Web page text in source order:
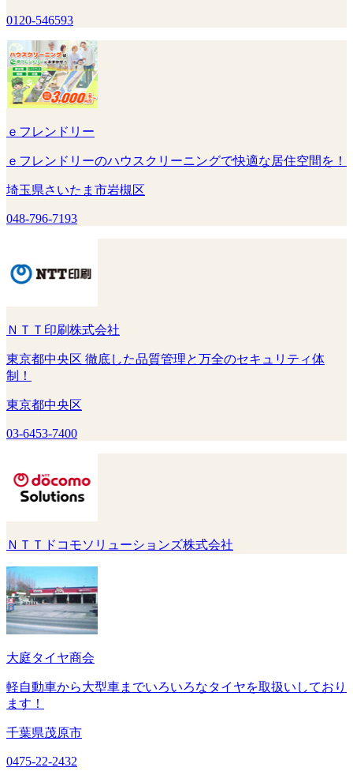
0120-546593
ｅフレンドリー
ｅフレンドリーのハウスクリーニングで快適な居住空間を！
埼玉県さいたま市岩槻区
048-796-7193
ＮＴＴ印刷株式会社
東京都中央区 徹底した品質管理と万全のセキュリティ体
制！
東京都中央区
03-6453-7400
ＮＴＴドコモソリューションズ株式会社
大庭タイヤ商会
軽自動車から大型車までいろいろなタイヤを取扱いしており
ます！
千葉県茂原市
0475-22-2432